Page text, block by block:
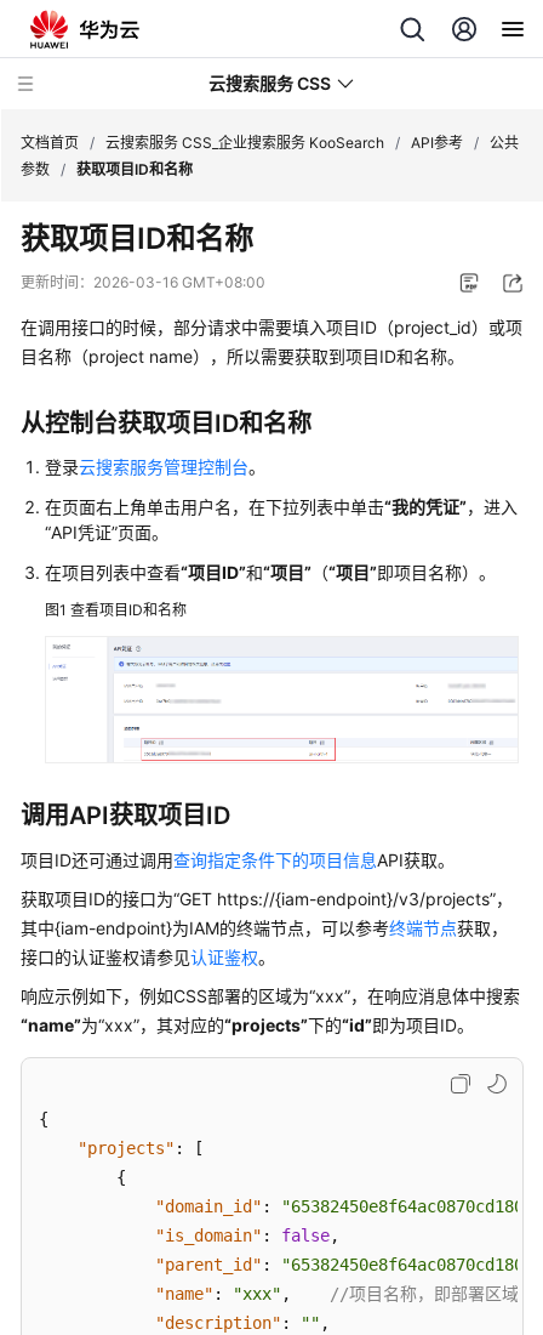
云搜索服务 CSS
产
介
绍
用
指
南
佳
实
用
前
读
API
概
览
用
文档首页 / 云搜索服务 CSS_企业搜索服务 KooSearch / API参考 / 公共
参数 / 获取项目ID和名称
获取项目ID和名称
更新时间： 2026-03-16 GMT+08:00
在调用接口的时候，部分请求中需要填入项目ID（project_id）或项
目名称（project name），所以需要获取到项目ID和名称。
从控制台获取项目ID和名称
登录云搜索服务管理控制台。
在页面右上角单击用户名，在下拉列表中单击“我的凭证”，进入
“API凭证”页面。
在项目列表中查看“项目ID”和“项目” （“项目”即项目名称）。
图1 查看项目ID和名称
调用API获取项目ID
项目ID还可通过调用查询指定条件下的项目信息API获取。
获取项目ID的接口为“GET https://{iam-endpoint}/v3/projects”，
其中{iam-endpoint}为IAM的终端节点，可以参考终端节点获取，
接口的认证鉴权请参见认证鉴权。
响应示例如下，例如CSS部署的区域为“xxx”，在响应消息体中搜索
“name”为“xxx”，其对应的“projects”下的“id”即为项目ID。
{
"projects" :
[
{
"domain_id" :
"is_domain" : false,
"parent_id" :
"name" : "xxx" ,
//项目名称，即部署区域名
"description" : "" ,